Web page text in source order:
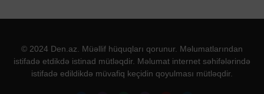
© 2024 Den.az. Müəllif hüquqları qorunur. Məlumatlarından
istifadə etdikdə istinad mütləqdir. Məlumat internet səhifələrində
istifadə edildikdə müvafiq keçidin qoyulması mütləqdir.